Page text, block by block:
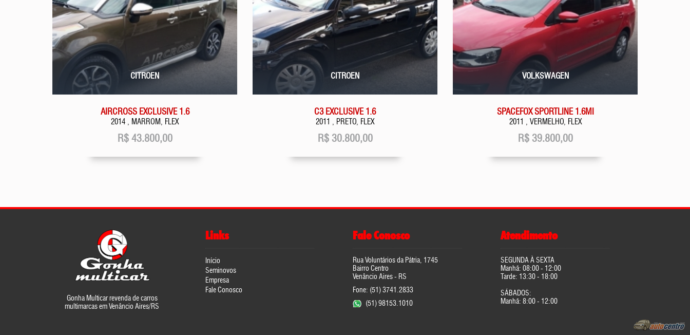
CITROEN
AIRCROSS EXCLUSIVE 1.6
2014 , MARROM, FLEX
R$43.800,00
CITROEN
C3 EXCLUSIVE 1.6
2011 , PRETO, FLEX
R$30.800,00
VOLKSWAGEN
SPACEFOX SPORTLINE 1.6MI
2011 , VERMELHO, FLEX
R$39.800,00
Gonha Multicar revenda de carros
multimarcas em Venâncio Aires/RS
Links
Início
Seminovos
Empresa
Fale Conosco
Fale Conosco
Rua Voluntários da Pátria, 1745
Bairro Centro
Venâncio Aires - RS
Fone: (51) 3741.2833
(51) 98153.1010
Atendimento
SEGUNDA À SEXTA
Manhã: 08:00 - 12:00
Tarde: 13:30 - 18:00
SÁBADOS:
Manhã: 8:00 - 12:00